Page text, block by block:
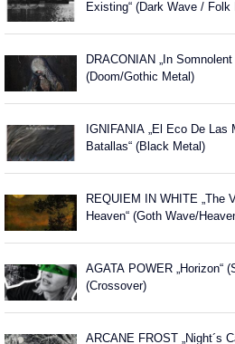
Existing“ (Dark Wave / Folk
DRACONIAN „In Somnolent
(Doom/Gothic Metal)
IGNIFANIA „El Eco De Las
Batallas“ (Black Metal)
REQUIEM IN WHITE „The
Heaven“ (Goth Wave/
AGATA POWER „Horizon“
(Crossover)
ARCANE FROST „Night´s